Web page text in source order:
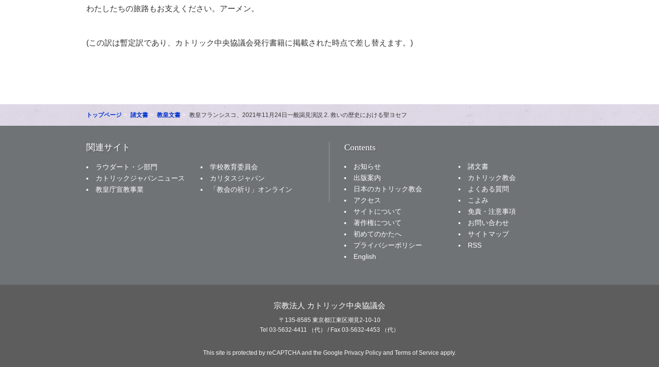
わたしたちの旅路もお支えください。アーメン。
(この訳は暫定訳であり、カトリック中央協議会発行書籍に掲載された時点で差し替えます。)
トップページ 諸文書 教皇文書 教皇フランシスコ、2021年11月24日一般謁見演説 2. 救いの歴史における聖ヨセフ
関連サイト
ラウダート・シ部門
学校教育委員会
カトリックジャパンニュース
カリタスジャパン
教皇庁宣教事業
「教会の祈り」オンライン
Contents
お知らせ
諸文書
出版案内
カトリック教会
日本のカトリック教会
よくある質問
アクセス
こよみ
サイトについて
免責・注意事項
著作権について
お問い合わせ
初めてのかたへ
サイトマップ
プライバシーポリシー
RSS
English
宗教法人 カトリック中央協議会
〒135-8585 東京都江東区潮見2-10-10
Tel 03-5632-4411 （代） / Fax 03-5632-4453 （代）
This site is protected by reCAPTCHA and the Google Privacy Policy and Terms of Service apply.